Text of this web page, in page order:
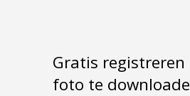
Gratis registreren
foto te